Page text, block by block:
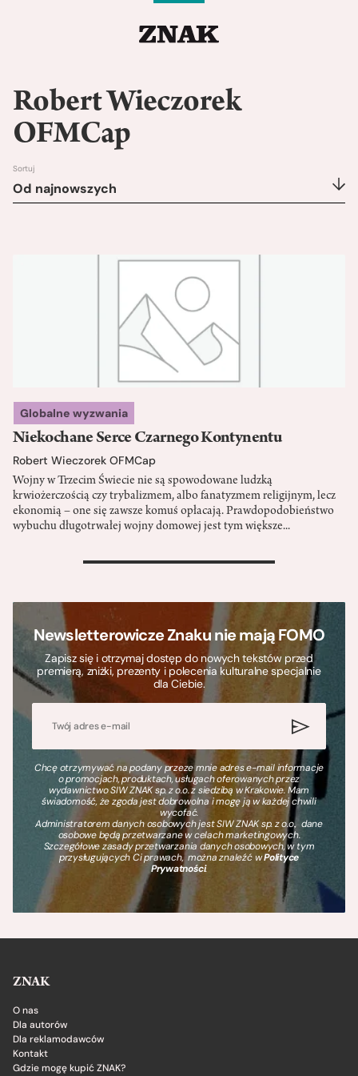
Robert Wieczorek
OFMCap
Sortuj
Od najnowszych
Globalne wyzwania
Niekochane Serce Czarnego Kontynentu
Robert Wieczorek OFMCap
Wojny w Trzecim Świecie nie są spowodowane ludzką
krwiożerczością czy trybalizmem, albo fanatyzmem religijnym, lecz
ekonomią – one się zawsze komuś opłacają. Prawdopodobieństwo
wybuchu długotrwałej wojny domowej jest tym większe...
>
Newsletterowicze Znaku nie mają FOMO
Zapisz się i otrzymaj dostęp do nowych tekstów przed
premierą, zniżki, prezenty i polecenia kulturalne specjalnie
dla Ciebie.
Chcę otrzymywać na podany przeze mnie adres e-mail informacje
o promocjach, produktach, usługach oferowanych przez
wydawnictwo SIW ZNAK sp. z o.o. z siedzibą w Krakowie. Mam
świadomość, że zgoda jest dobrowolna i mogę ją w każdej chwili
wycofać.
Administratorem danych osobowych jest SIW ZNAK sp. z o.o., dane
osobowe będą przetwarzane w celach marketingowych.
Szczegółowe zasady przetwarzania danych osobowych, w tym
przysługujących Ci prawach, można znaleźć wPolityce
Prywatności.
ZNAK
O nas
Dla autorów
Dla reklamodawców
Kontakt
Gdzie mogę kupić ZNAK?